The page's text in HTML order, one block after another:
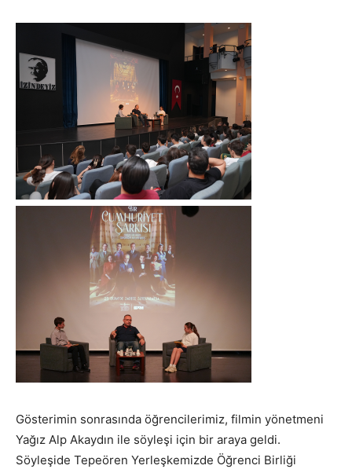
Gösterimin sonrasında öğrencilerimiz, filmin yönetmeni
Yağız Alp Akaydın ile söyleşi için bir araya geldi.
Söyleşide Tepeören Yerleşkemizde Öğrenci Birliği